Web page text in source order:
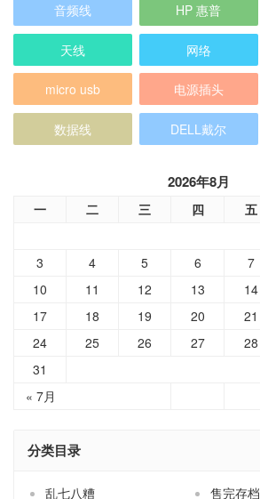
音频线 HP 惠普
天线 网络
micro usb 电源插头
数据线 DELL戴尔
2026年8月
一 二 三 四 五
« 7月
3
4 5 6 7
10
11 12 13 14
17
18 19 20 21
24
25 26 27 28
31
分类目录
乱七八糟 售完存档